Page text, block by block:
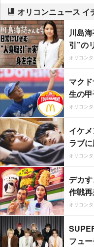
オリコンニュース イ
川島
引”の
オリコン
マク
生の甲
オリコン
イケ
ラブ
オリコン
デカ
作戦
オリコン
フュ